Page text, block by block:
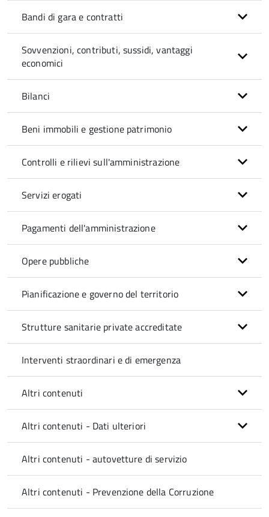
Bandi di gara e contratti
Sovvenzioni, contributi, sussidi, vantaggi
economici
Bilanci
Beni immobili e gestione patrimonio
Controlli e rilievi sull'amministrazione
Servizi erogati
Pagamenti dell'amministrazione
Opere pubbliche
Pianificazione e governo del territorio
Strutture sanitarie private accreditate
Interventi straordinari e di emergenza
Altri contenuti
Altri contenuti - Dati ulteriori
Altri contenuti - autovetture di servizio
Altri contenuti - Prevenzione della Corruzione